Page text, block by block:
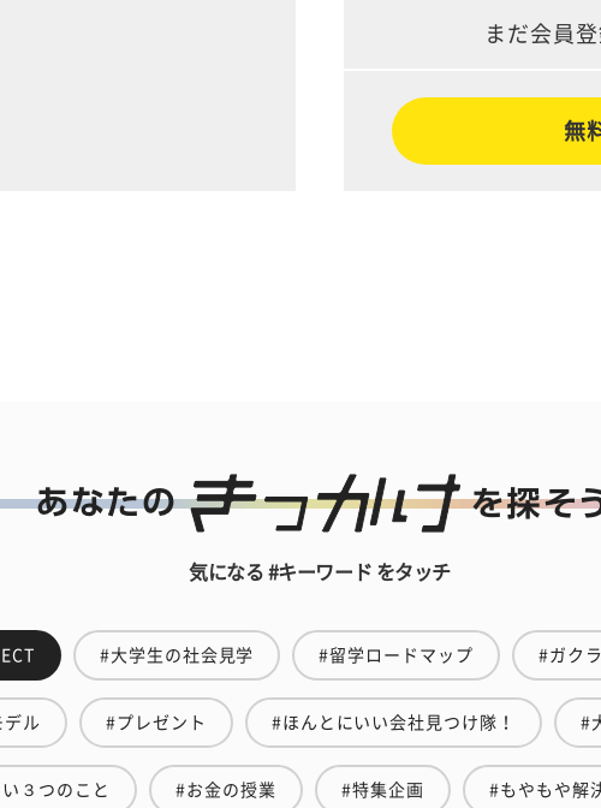
まだ会員
無
気になる #キーワード をタッチ
#大学生の社会見学 #留学ロードマップ #ガク
デル #プレゼント #ほんとにいい会社見つけ隊！ #
３つのこと #お金の授業 #特集企画 #もやもや解